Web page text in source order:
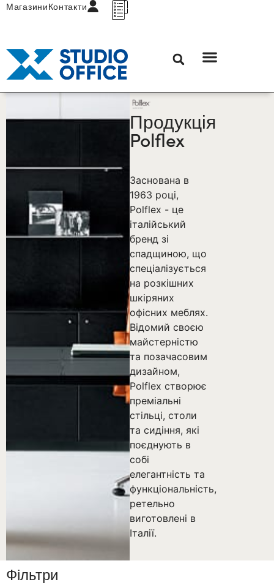
МагазиниКонтакти
Продукція
Polflex
Заснована в
1963 році,
Polflex - це
італійський
бренд зі
спадщиною, що
спеціалізується
на розкішних
шкіряних
офісних меблях.
Відомий своєю
майстерністю
та позачасовим
дизайном,
Polflex створює
преміальні
стільці, столи
та сидіння, які
поєднують в
собі
елегантність та
функціональність,
ретельно
виготовлені в
Італії.
Фільтри